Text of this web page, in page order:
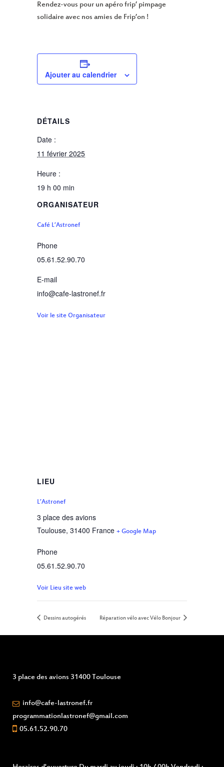
Rendez-vous pour un apéro frip’ pimpage
solidaire avec nos amies de Frip’on !
Ajouter au calendrier
DÉTAILS
Date :
11 février 2025
Heure :
19 h 00 min
ORGANISATEUR
Café L’Astronef
Phone
05.61.52.90.70
E-mail
info@cafe-lastronef.fr
Voir le site Organisateur
LIEU
L’Astronef
3 place des avions
Toulouse, 31400 France + Google Map
Phone
05.61.52.90.70
Voir Lieu site web
Dessins autogérés Réparation vélo avec Vélo Bonjour
3 place des avions 31400 Toulouse
info@cafe-lastronef.fr
programmationlastronef@gmail.com
05.61.52.90.70